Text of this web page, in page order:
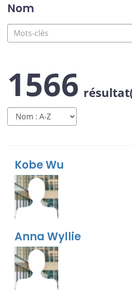
Nom
1566
Kobe Wu
Anna Wyllie